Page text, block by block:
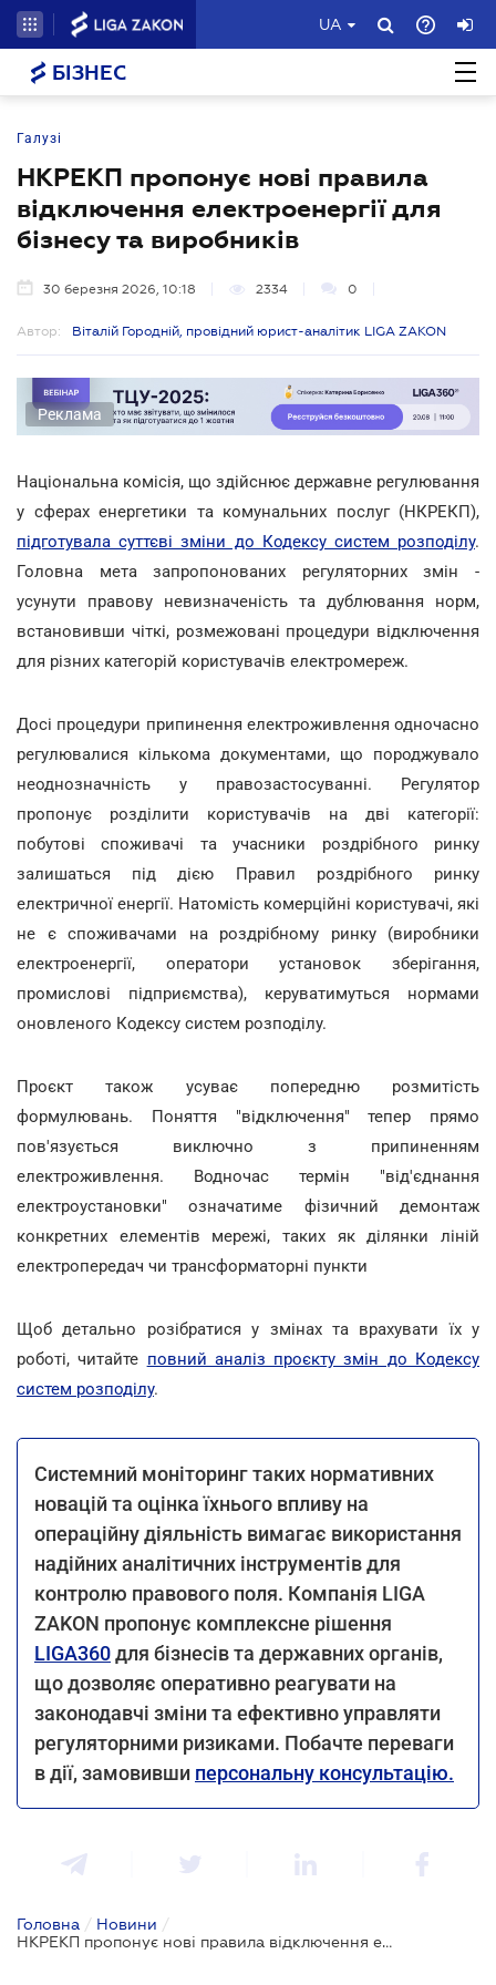
UA
БІЗНЕС
Галузі
НКРЕКП пропонує нові правила
відключення електроенергії для
бізнесу та виробників
30 березня 2026, 10:18 2334 0
Автор: Віталій Городній, провідний юрист-аналітик LIGA ZAKON
Реклама
Національна комісія, що здійснює державне регулювання
у сферах енергетики та комунальних послуг (НКРЕКП),
підготувала суттєві зміни до Кодексу систем розподілу.
Головна мета запропонованих регуляторних змін -
усунути правову невизначеність та дублювання норм,
встановивши чіткі, розмежовані процедури відключення
для різних категорій користувачів електромереж.
Досі процедури припинення електроживлення одночасно
регулювалися кількома документами, що породжувало
неоднозначність у правозастосуванні. Регулятор
пропонує розділити користувачів на дві категорії:
побутові споживачі та учасники роздрібного ринку
залишаться під дією Правил роздрібного ринку
електричної енергії. Натомість комерційні користувачі, які
не є споживачами на роздрібному ринку (виробники
електроенергії, оператори установок зберігання,
промислові підприємства), керуватимуться нормами
оновленого Кодексу систем розподілу.
Проєкт також усуває попередню розмитість
формулювань. Поняття "відключення" тепер прямо
пов'язується виключно з припиненням
електроживлення. Водночас термін "від'єднання
електроустановки" означатиме фізичний демонтаж
конкретних елементів мережі, таких як ділянки ліній
електропередач чи трансформаторні пункти
Щоб детально розібратися у змінах та врахувати їх у
роботі, читайте повний аналіз проєкту змін до Кодексу
систем розподілу.
Системний моніторинг таких нормативних
новацій та оцінка їхнього впливу на
операційну діяльність вимагає використання
надійних аналітичних інструментів для
контролю правового поля. Компанія LIGA
ZAKON пропонує комплексне рішення
LIGA360для бізнесів та державних органів,
що дозволяє оперативно реагувати на
законодавчі зміни та ефективно управляти
регуляторними ризиками. Побачте переваги
в дії, замовивши персональну консультацію.
Головна / Новини /
НКРЕКП пропонує нові правила відключення електроенергії для бізнесу та виробників